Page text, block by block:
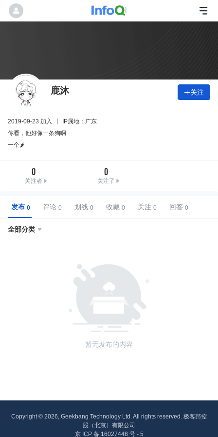
鹿沐 关注
2019-09-23 加入
IP属地：广东
你看，他好像一条狗啊
一个🌶️
0
关注者
0
关注了
发布 评论 划线 收藏 关注 回答
全部分类 
暂无发布的内容
Copyright © 2026, Geekbang Technology Ltd. All rights reserved. 极客邦控
股（北京）有限公司
京 ICP 备 16027448 号 - 5